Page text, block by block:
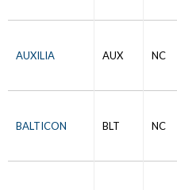
AUXILIA AUX NC
BALTICON BLT NC